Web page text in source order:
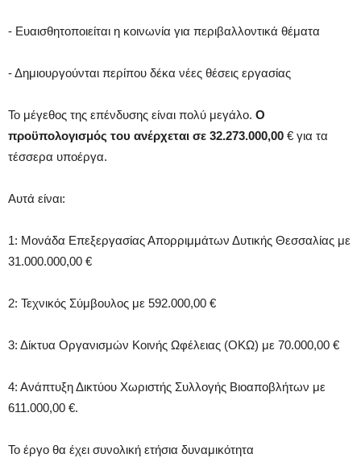
- Ευαισθητοποιείται η κοινωνία για περιβαλλοντικά θέματα
- Δημιουργούνται περίπου δέκα νέες θέσεις εργασίας
Το μέγεθος της επένδυσης είναι πολύ μεγάλο. Ο
προϋπολογισμός του ανέρχεται σε 32.273.000,00 € για τα
τέσσερα υποέργα.
Αυτά είναι:
1: Μονάδα Επεξεργασίας Απορριμμάτων Δυτικής Θεσσαλίας με
31.000.000,00 €
2: Τεχνικός Σύμβουλος με 592.000,00 €
3: Δίκτυα Οργανισμών Κοινής Ωφέλειας (ΟΚΩ) με 70.000,00 €
4: Ανάπτυξη Δικτύου Χωριστής Συλλογής Βιοαποβλήτων με
611.000,00 €.
Το έργο θα έχει συνολική ετήσια δυναμικότητα